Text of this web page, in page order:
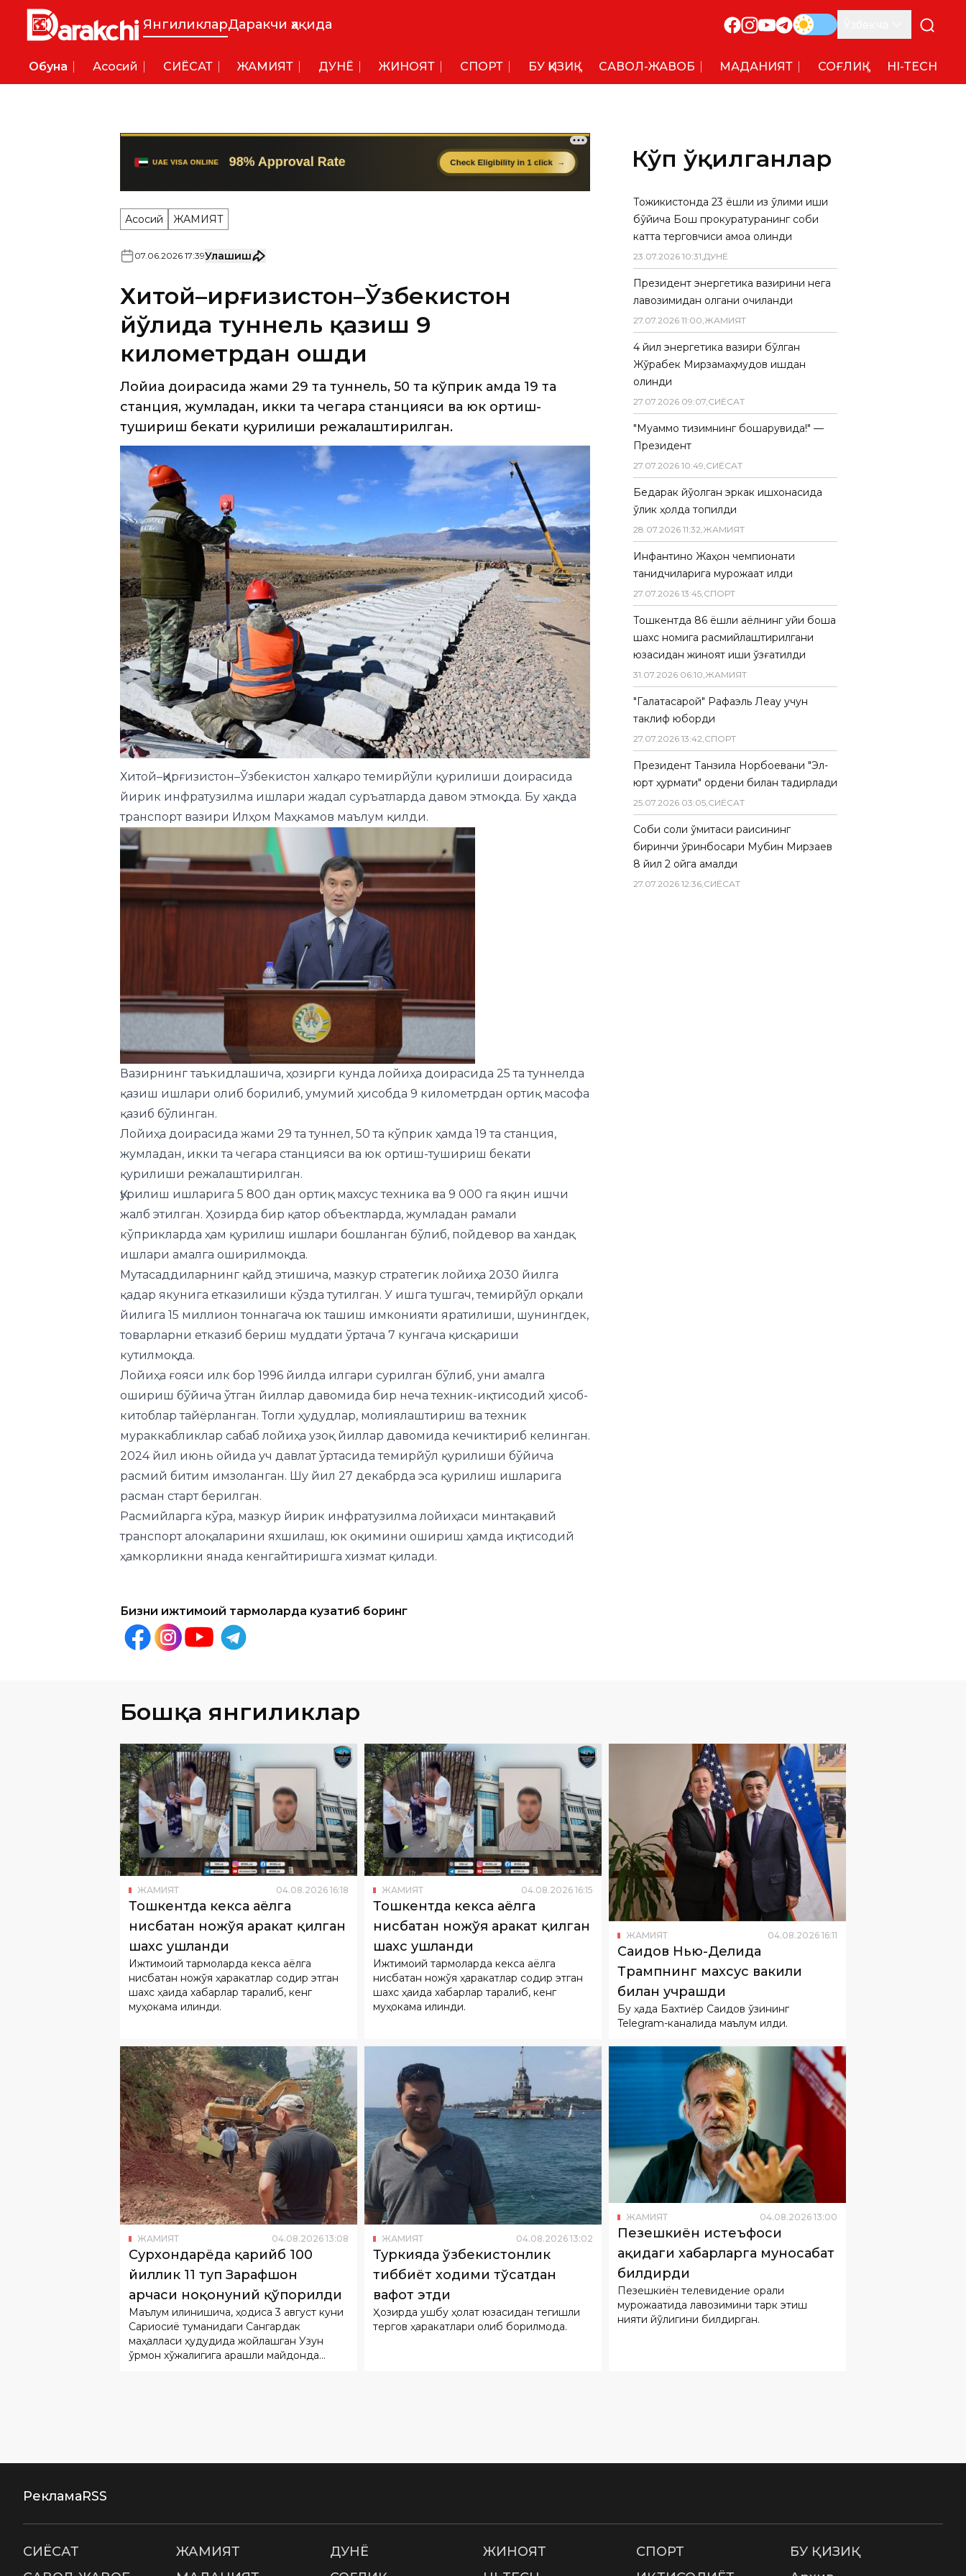
ЯнгиликларДаракчи ҳақида
Обуна Асосий СИËСАТ ЖАМИЯТ ДУНË ЖИНОЯТ СПОРТ БУ ҚИЗИҚ САВОЛ-ЖАВОБ МАДАНИЯТ СОҒЛИҚ HI-TECH
Асосий ЖАМИЯТ
Хитой–Қирғизистон–Ўзбекистон
йўлида туннель қазиш 9
километрдан ошди
Лойиҳа доирасида жами 29 та туннель, 50 та кўприк ҳамда 19 та
станция, жумладан, икки та чегара станцияси ва юк ортиш-
тушириш бекати қурилиши режалаштирилган.
Хитой–Қирғизистон–Ўзбекистон халқаро темирйўли қурилиши доирасида
йирик инфратузилма ишлари жадал суръатларда давом этмоқда. Бу ҳақда
транспорт вазири Илҳом Маҳкамов маълумқилди.
Вазирнинг таъкидлашича, ҳозирги кунда лойиҳа доирасида 25 та туннелда
қазиш ишлари олиб борилиб, умумий ҳисобда 9 километрдан ортиқ масофа
қазиб бўлинган.
Лойиҳа доирасида жами 29 та туннел, 50 та кўприк ҳамда 19 та станция,
жумладан, икки та чегара станцияси ва юк ортиш-тушириш бекати
қурилиши режалаштирилган.
Қурилиш ишларига 5 800 дан ортиқ махсус техника ва 9 000 га яқин ишчи
жалб этилган. Ҳозирда бир қатор объектларда, жумладан рамали
кўприкларда ҳам қурилиш ишлари бошланган бўлиб, пойдевор ва хандақ
ишлари амалга оширилмоқда.
Мутасаддиларнинг қайд этишича, мазкур стратегик лойиҳа 2030 йилга
қадар якунига етказилиши кўзда тутилган. У ишга тушгач, темирйўл орқали
йилига 15 миллион тоннагача юк ташиш имконияти яратилиши, шунингдек,
товарларни етказиб бериш муддати ўртача 7 кунгача қисқариши
кутилмоқда.
Лойиҳа ғояси илк бор 1996 йилда илгари сурилган бўлиб, уни амалга
ошириш бўйича ўтган йиллар давомида бир неча техник-иқтисодий ҳисоб-
китоблар тайёрланган. Тогли ҳудудлар, молиялаштириш ва техник
мураккабликлар сабаб лойиҳа узоқ йиллар давомида кечиктириб келинган.
2024 йил июнь ойида уч давлат ўртасида темирйўл қурилиши бўйича
расмий битим имзоланган. Шу йил 27 декабрда эса қурилиш ишларига
расман старт берилган.
Расмийларга кўра, мазкур йирик инфратузилма лойиҳаси минтақавий
транспорт алоқаларини яхшилаш, юк оқимини ошириш ҳамда иқтисодий
ҳамкорликни янада кенгайтиришга хизмат қилади.
Бизни ижтимоий тармоқларда кузатиб боринг
Кўп ўқилганлар
Тожикистонда 23 ёшли қиз ўлими иши
бўйича Бош прокуратуранинг собиқ
катта терговчиси қамоққа олинди
23.07.2026 10:31,ДУНË
Президент энергетика вазирини нега
лавозимидан олгани очиқланди
27.07.2026 11:00,ЖАМИЯТ
4 йил энергетика вазири бўлган
Жўрабек Мирзамаҳмудов ишдан
олинди
27.07.2026 09:07,СИËСАТ
"Муаммо тизимнинг бошқарувида!" —
Президент
27.07.2026 10:49,СИËСАТ
Бедарак йўқолган эркак ишхонасида
ўлик ҳолда топилди
28.07.2026 11:32,ЖАМИЯТ
Инфантино Жаҳон чемпионати
танқидчиларига мурожаат қилди
27.07.2026 13:45,СПОРТ
Тошкентда 86 ёшли аёлнинг уйи бошқа
шахс номига расмийлаштирилгани
юзасидан жиноят иши қўзғатилди
31.07.2026 06:10,ЖАМИЯТ
"Галатасарой" Рафаэль Леау учун
таклиф юборди
27.07.2026 13:42,СПОРТ
Президент Танзила Норбоевани "Эл-
юрт ҳурмати" ордени билан тақдирлади
25.07.2026 03:05,СИËСАТ
Собиқ солиқ қўмитаси раисининг
биринчи ўринбосари Мубин Мирзаев
8 йил 2 ойга қамалди
27.07.2026 12:36,СИËСАТ
Бошқа янгиликлар
ЖАМИЯТ 04.08.2026 16:18
Тошкентда кекса аёлга
нисбатан ножўя ҳаракат қилган
шахс ушланди
Ижтимоий тармоқларда кекса аёлга
нисбатан ножўя ҳаракатлар содир этган
шахс ҳақида хабарлар тарқалиб, кенг
муҳокама қилинди.
ЖАМИЯТ 04.08. 2026 16:15
Тошкентда кекса аёлга
нисбатан ножўя ҳаракат қилган
шахс ушланди
Ижтимоий тармоқларда кекса аёлга
нисбатан ножўя ҳаракатлар содир этган
шахс ҳақида хабарлар тарқалиб, кенг
муҳокама қилинди.
ЖАМИЯТ 04.08 2026 16:
Саидов Нью-Деҳлида
Трампнинг махсус вакили
билан учрашди
Бу ҳақда Бахтиёр Саидов ўзининг
Telegram-каналида маълум қилди.
ЖАМИЯТ 04 13 08
Сурхондарёда қарийб 100
йиллик 11 туп Зарафшон
арчаси ноқонуний қўпорилди
Маълум қилинишича, ҳодиса 3 август куни
Сариосиё туманидаги Сангардак
маҳалласи ҳудудида жойлашган Узун
ўрмон хўжалигига қарашли майдонда
содир бўлган.
ЖАМИЯТ 04.08.2026 13:02
Туркияда ўзбекистонлик
тиббиёт ходими тўсатдан
вафот этди
Ҳозирда ушбу ҳолат юзасидан тегишли
тергов ҳаракатлари олиб борилмоқда.
ЖАМИЯТ 04.08.2026
Пезешкиён истеъфоси
ҳақидаги хабарларга муносабат
билдирди
Пезешкиён телевидение орқали
мурожаатида лавозимини тарк этиш
нияти йўқлигини билдирган.
РекламаRSS
СИËСАТ ЖАМИЯТ ДУНË ЖИНОЯТ СПОРТ
БУ ҚИЗИҚ